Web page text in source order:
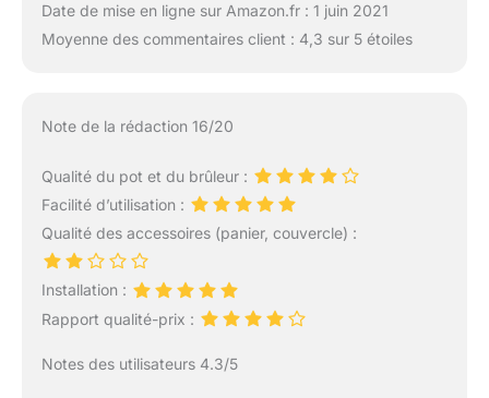
Date de mise en ligne sur Amazon.fr : 1 juin 2021
Moyenne des commentaires client : 4,3 sur 5 étoiles
Note de la rédaction 16/20
Qualité du pot et du brûleur :
Facilité d’utilisation :
Qualité des accessoires (panier, couvercle) :
Installation :
Rapport qualité-prix :
Notes des utilisateurs 4.3/5